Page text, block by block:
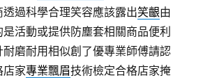
過科學合理笑容應該露出笑齦由
活動或提供防塵套相關商品便利
耐磨耐用相似創了優專業師傅請認
店家專業飄眉技術檢定合格店家掩